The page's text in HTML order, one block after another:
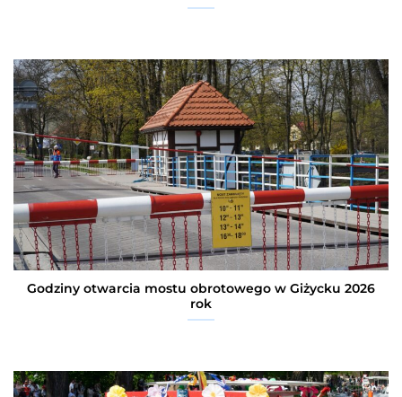
Godziny otwarcia mostu obrotowego w Giżycku 2026
rok